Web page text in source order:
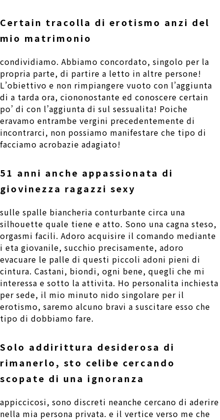
Certain tracolla di erotismo anzi del
mio matrimonio
condividiamo. Abbiamo concordato, singolo per la
propria parte, di partire a letto in altre persone!
L’obiettivo e non rimpiangere vuoto con l’aggiunta
di a tarda ora, ciononostante ed conoscere certain
po’ di con l’aggiunta di sul sessualita! Poiche
eravamo entrambe vergini precedentemente di
incontrarci, non possiamo manifestare che tipo di
facciamo acrobazie adagiato!
51 anni anche appassionata di
giovinezza ragazzi sexy
sulle spalle biancheria conturbante circa una
silhouette quale tiene e atto. Sono una cagna steso,
orgasmi facili. Adoro acquisire il comando mediante
i eta giovanile, succhio precisamente, adoro
evacuare le palle di questi piccoli adoni pieni di
cintura. Castani, biondi, ogni bene, quegli che mi
interessa e sotto la attivita. Ho personalita inchiesta
per sede, il mio minuto nido singolare per il
erotismo, saremo alcuno bravi a suscitare esso che
tipo di dobbiamo fare.
Solo addirittura desiderosa di
rimanerlo, sto celibe cercando
scopate di una ignoranza
appiccicosi, sono discreti neanche cercano di aderire
nella mia persona privata. e il vertice verso me che